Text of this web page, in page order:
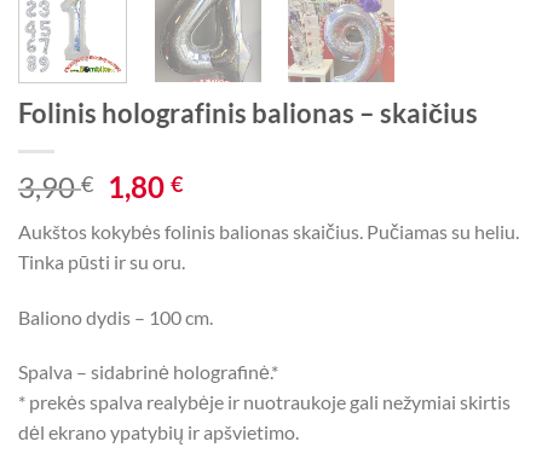
Folinis holografinis balionas – skaičius
3,90€
Original
price
was:
3,90 €.
1,80€Current
is:
1,80 €.
Aukštos kokybės folinis balionas skaičius. Pučiamas su heliu.
Tinka pūsti ir su oru.
Baliono dydis – 100 cm.
Spalva – sidabrinė holografinė.*
* prekės spalva realybėje ir nuotraukoje gali nežymiai skirtis
dėl ekrano ypatybių ir apšvietimo.